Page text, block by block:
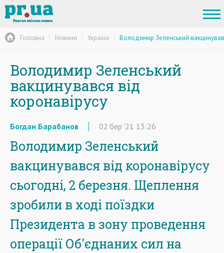
Головна Новини Україна Володимир Зеленський
Володимир Зеленський
вакцинувався від
коронавірусу
Богдан Барабанов 02 бер '21 13:26
Володимир Зеленський
вакцинувався від коронавірусу
сьогодні, 2 березня. Щеплення
зробили в ході поїздки
Президента в зону проведення
операції Об'єднаних сил на